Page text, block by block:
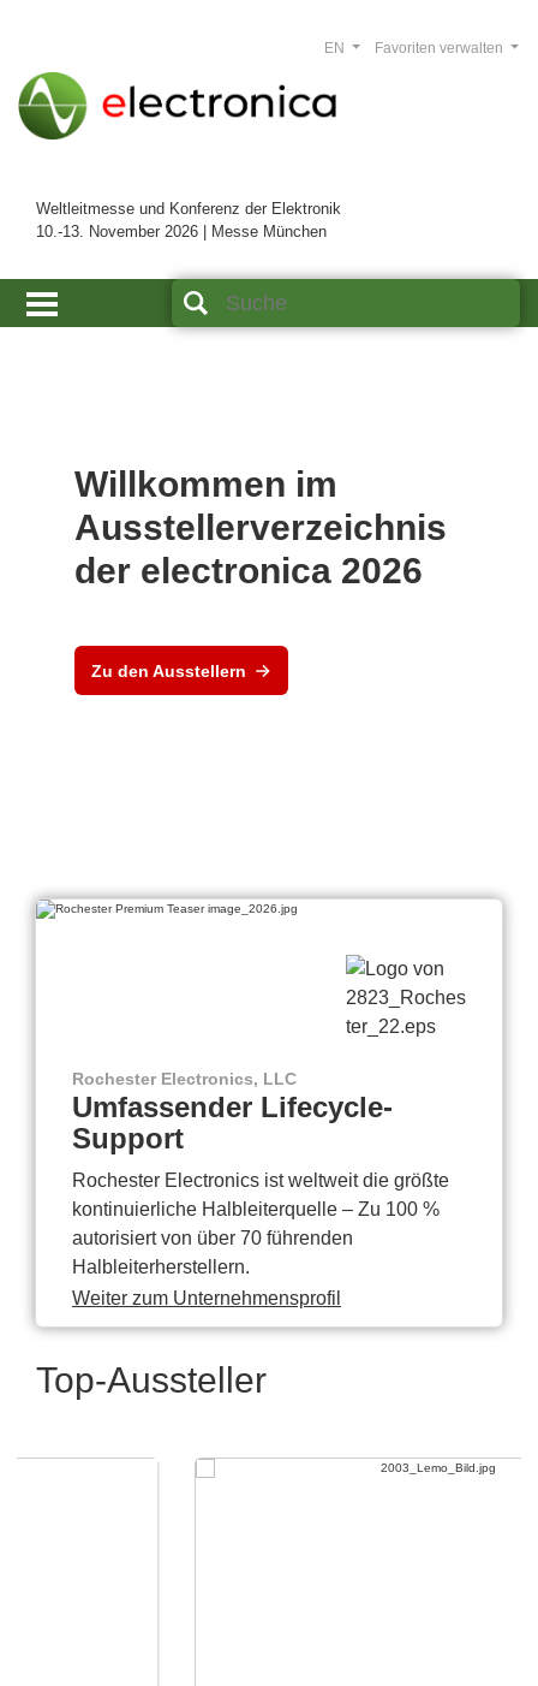
Weltleitmesse und Konferenz der Elektronik
10.-13. November 2026 | Messe München
Favoriten verwalten
EN
Willkommen im
Ausstellerverzeichnis
der electronica 2026
Zu den Ausstellern
Rochester Electronics, LLC
Umfassender Lifecycle-
Support
Rochester Electronics ist weltweit die größte
kontinuierliche Halbleiterquelle – Zu 100 %
autorisiert von über 70 führenden
Halbleiterherstellern.
Weiter zum Unternehmensprofil
Top-Aussteller